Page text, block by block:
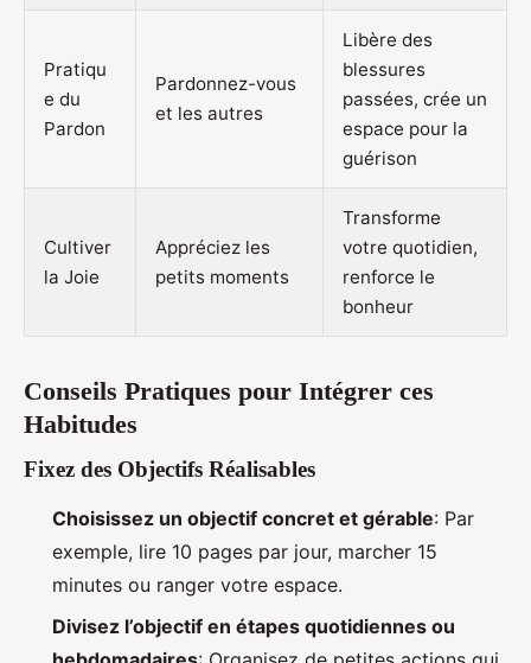
Pratiqu
e du
Pardon
Pardonnez-vous
et les autres
Libère des
blessures
passées, crée un
espace pour la
guérison
Cultiver
la Joie
Appréciez les
petits moments
Transforme
votre quotidien,
renforce le
bonheur
Conseils Pratiques pour Intégrer ces
Habitudes
Fixez des Objectifs Réalisables
Choisissez un objectif concret et gérable: Par
exemple, lire 10 pages par jour, marcher 15
minutes ou ranger votre espace.
Divisez l’objectif en étapes quotidiennes ou